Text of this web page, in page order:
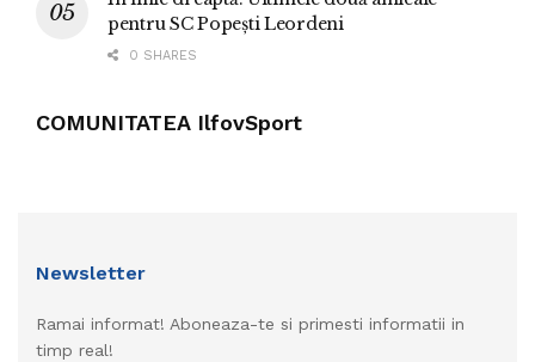
pentru SC Popești Leordeni
0 SHARES
COMUNITATEA IlfovSport
Newsletter
Ramai informat! Aboneaza-te si primesti informatii in
timp real!